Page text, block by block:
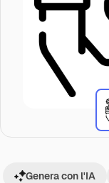
Genera con l'IA